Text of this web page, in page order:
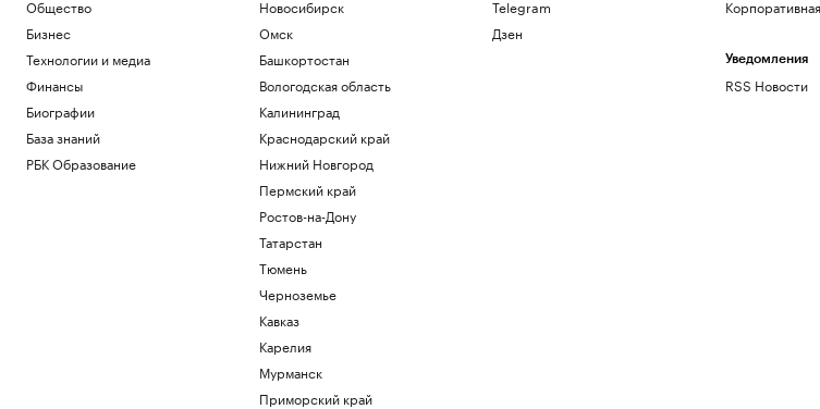
Общество
Бизнес
Технологии и медиа
Финансы
Биографии
База знаний
РБК Образование
Новосибирск
Омск
Башкортостан
Вологодская область
Калининград
Краснодарский край
Нижний Новгород
Пермский край
Ростов-на-Дону
Татарстан
Тюмень
Черноземье
Кавказ
Карелия
Мурманск
Приморский край
Telegram
Дзен
Уведомления
RSS Новости